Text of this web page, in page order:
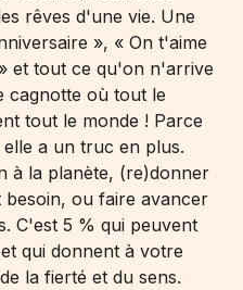
rêves d'une vie. Une
», « On t'aime
et tout ce qu'on n'arrive
cagnotte où tout le
tout le monde ! Parce
a un truc en plus.
à la planète, (re)donner
ou faire avancer
C'est 5 % qui peuvent
qui donnent à votre
la fierté et du sens.